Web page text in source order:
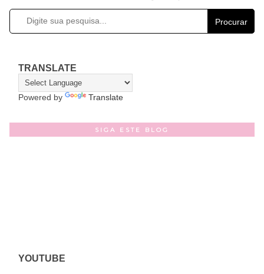
Procurar
TRANSLATE
Powered by Translate
SIGA ESTE BLOG
YOUTUBE